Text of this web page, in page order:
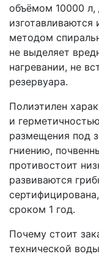
объёмом 10000
изготавливаются
методом
не выделяет
нагревании, не
резервуара.
Полиэтилен
и
размещения под
гниению,
противостоит
развиваются
сроком 1 год.
Почему стоит
технической